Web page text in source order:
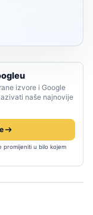
izvore i Google
naše najnovije
promijeniti u bilo kojem